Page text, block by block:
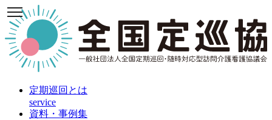
定期巡回とは
service
資料・事例集